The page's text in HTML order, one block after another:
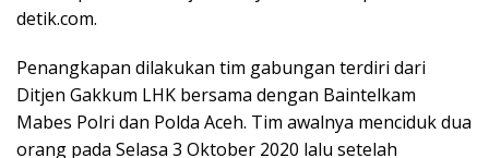
detik.com.
Penangkapan dilakukan tim gabungan terdiri dari
Ditjen Gakkum LHK bersama dengan Baintelkam
Mabes Polri dan Polda Aceh. Tim awalnya menciduk dua
orang pada Selasa 3 Oktober 2020 lalu setelah